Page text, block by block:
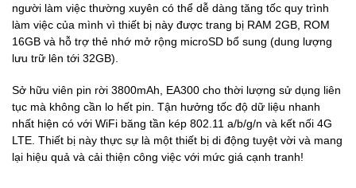
người làm việc thường xuyên có thể dễ dàng tăng tốc quy trình
làm việc của mình vì thiết bị này được trang bị RAM 2GB, ROM
16GB và hỗ trợ thẻ nhớ mở rộng microSD bổ sung (dung lượng
lưu trữ lên tới 32GB).
Sở hữu viên pin rời 3800mAh, EA300 cho thời lượng sử dụng liên
tục mà không cần lo hết pin. Tận hưởng tốc độ dữ liệu nhanh
nhất hiện có với WiFi băng tần kép 802.11 a/b/g/n và kết nối 4G
LTE. Thiết bị này thực sự là một thiết bị di động tuyệt vời và mang
lại hiệu quả và cải thiện công việc với mức giá cạnh tranh!